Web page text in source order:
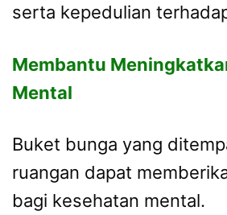
serta kepedulian
Membantu
Mental
Buket bunga yang
ruangan dapat
bagi kesehatan mental.